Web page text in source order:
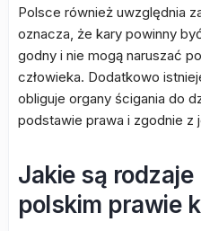
Polsce również uwzględnia
oznacza, że kary powinny
godny i nie mogą naruszać
człowieka. Dodatkowo
obliguje organy ścigania do
podstawie prawa i zgodnie z
Jakie są
polskim prawie